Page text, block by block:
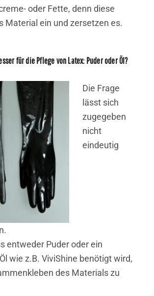
oder Fette, denn diese
Material ein und zersetzen es.
für die Pflege von Latex: Puder oder Öl?
Die Frage
lässt sich
zugegeben
nicht
eindeutig
entweder Puder oder ein
wie z.B. ViviShine benötigt wird,
des Materials zu